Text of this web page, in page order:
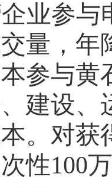
业参与
量，年
参与黄
建设、
。对
性100